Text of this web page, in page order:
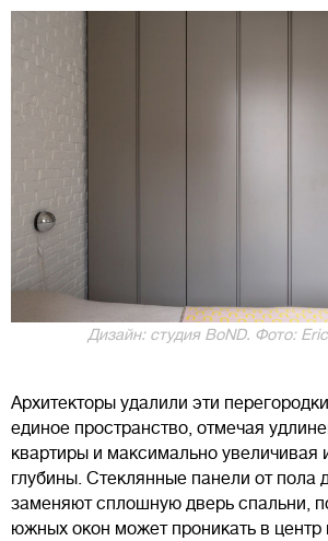
Дизайн: студия BoND. Фото:
Архитекторы удалили эти
единое пространство, отмечая
квартиры и максимально увеличивая
глубины. Стеклянные панели от пола
заменяют сплошную дверь спальни,
южных окон может проникать в центр